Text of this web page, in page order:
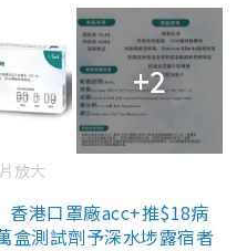
+2
放大
香港口罩廠acc+推$18病
盒測試劑予深水埗露宿者